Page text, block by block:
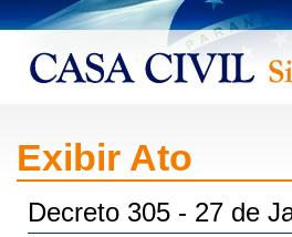
Exibir Ato
Decreto 305 - 27 de